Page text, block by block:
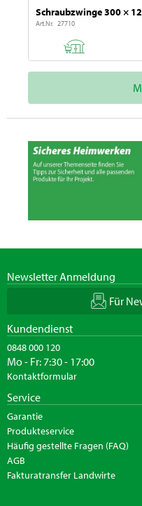
Schraubzwinge 300 ×
Art.Nr. 27710
Newsletter Anmeldung
Für
Kundendienst
0848 000 120
Mo - Fr: 7:30 - 17:00
Kontaktformular
Service
Garantie
Produkteservice
Häufig gestellte Fragen (FAQ)
AGB
Fakturatransfer Landwirte